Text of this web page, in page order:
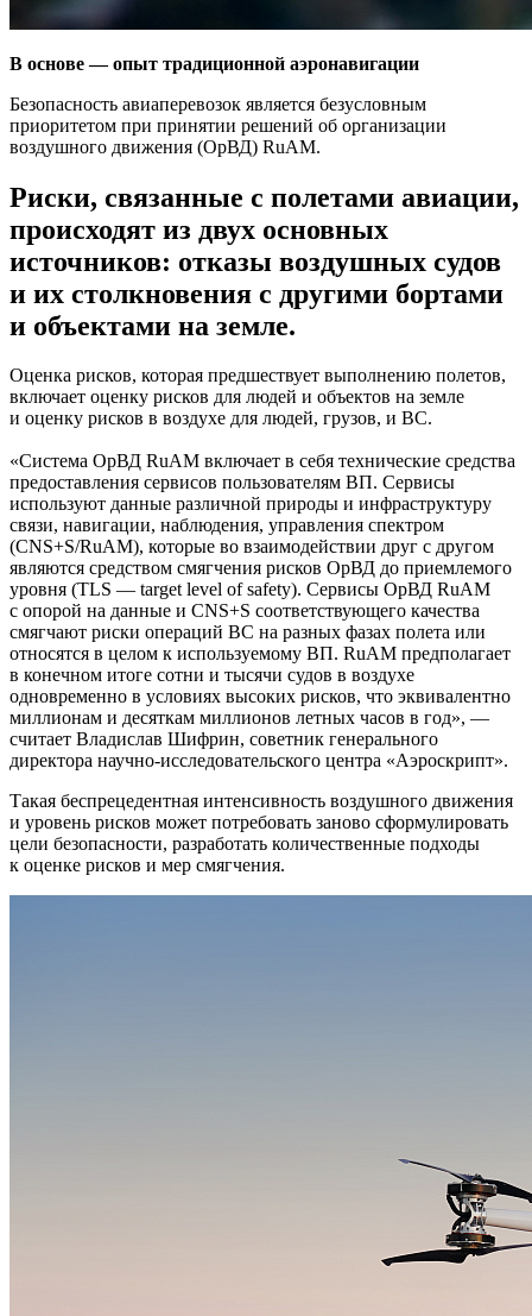
В основе — опыт традиционной аэронавигации
Безопасность авиаперевозок является безусловным
приоритетом при принятии решений об организации
воздушного движения (ОрВД) RuAM.
Риски, связанные с полетами авиации,
происходят из двух основных
источников: отказы воздушных судов
и их столкновения с другими бортами
и объектами на земле.
Оценка рисков, которая предшествует выполнению полетов,
включает оценку рисков для людей и объектов на земле
и оценку рисков в воздухе для людей, грузов, и ВС.
«Система ОрВД RuAM включает в себя технические средства
предоставления сервисов пользователям ВП. Сервисы
используют данные различной природы и инфраструктуру
связи, навигации, наблюдения, управления спектром
(CNS+S/RuAM), которые во взаимодействии друг с другом
являются средством смягчения рисков ОрВД до приемлемого
уровня (TLS — target level of safety). Сервисы ОрВД RuAM
с опорой на данные и CNS+S соответствующего качества
смягчают риски операций ВС на разных фазах полета или
относятся в целом к используемому ВП. RuAM предполагает
в конечном итоге сотни и тысячи судов в воздухе
одновременно в условиях высоких рисков, что эквивалентно
миллионам и десяткам миллионов летных часов в год», —
считает Владислав Шифрин, советник генерального
директора научно-исследовательского центра «Аэроскрипт».
Такая беспрецедентная интенсивность воздушного движения
и уровень рисков может потребовать заново сформулировать
цели безопасности, разработать количественные подходы
к оценке рисков и мер смягчения.